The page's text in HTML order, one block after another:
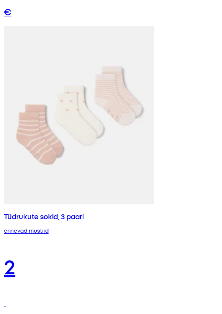
€
Tüdrukute sokid, 3 paari
erinevad mustrid
2